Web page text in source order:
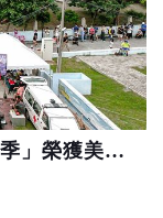
閃耀國際 ／「2025雲西海洋音樂季」榮獲美國IAA MUSE創意大獎最高榮譽-雙鉑金殊榮